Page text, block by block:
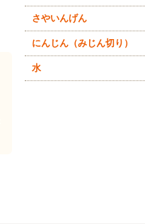
さやいんげん
にんじん（みじん切り）
水